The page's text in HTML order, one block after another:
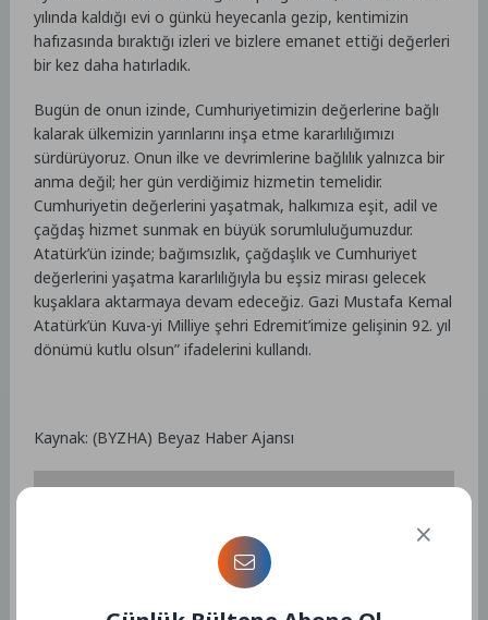
yılında kaldığı evi o günkü heyecanla gezip, kentimizin
hafızasında bıraktığı izleri ve bizlere emanet ettiği değerleri
bir kez daha hatırladık.
Bugün de onun izinde, Cumhuriyetimizin değerlerine bağlı
kalarak ülkemizin yarınlarını inşa etme kararlılığımızı
sürdürüyoruz. Onun ilke ve devrimlerine bağlılık yalnızca bir
anma değil; her gün verdiğimiz hizmetin temelidir.
Cumhuriyetin değerlerini yaşatmak, halkımıza eşit, adil ve
çağdaş hizmet sunmak en büyük sorumluluğumuzdur.
Atatürk’ün izinde; bağımsızlık, çağdaşlık ve Cumhuriyet
değerlerini yaşatma kararlılığıyla bu eşsiz mirası gelecek
kuşaklara aktarmaya devam edeceğiz. Gazi Mustafa Kemal
Atatürk’ün Kuva-yi Milliye şehri Edremit’imize gelişinin 92. yıl
dönümü kutlu olsun” ifadelerini kullandı.
Kaynak: (BYZHA) Beyaz Haber Ajansı